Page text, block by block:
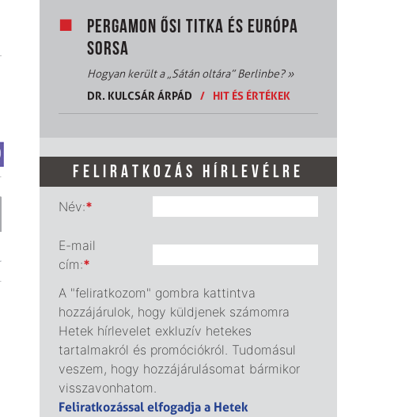
PERGAMON ŐSI TITKA ÉS EURÓPA
SORSA
Hogyan került a „Sátán oltára” Berlinbe?»
DR. KULCSÁR ÁRPÁD
/ HIT ÉS ÉRTÉKEK
FELIRATKOZÁS HÍRLEVÉLRE
Név:*
E-mail
cím:*
A "feliratkozom" gombra kattintva
hozzájárulok, hogy küldjenek számomra
Hetek hírlevelet exkluzív hetekes
tartalmakról és promóciókról. Tudomásul
veszem, hogy hozzájárulásomat bármikor
visszavonhatom.
Feliratkozással elfogadja a Hetek